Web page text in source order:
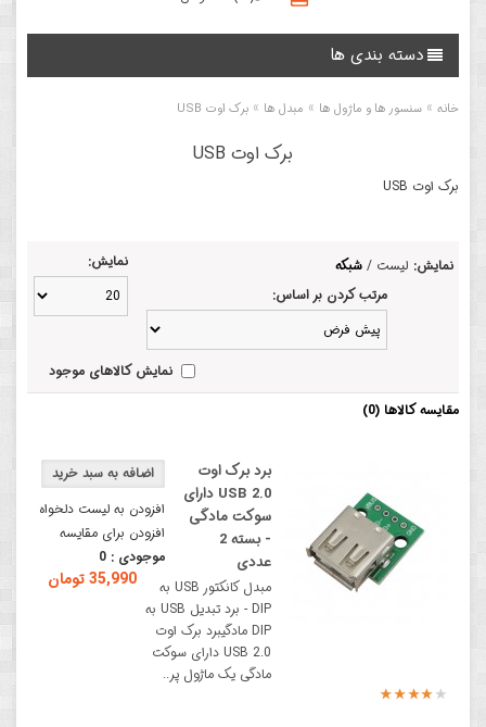
دسته بندی ها
خانه » سنسور ها و ماژول ها » مبدل ها » برک اوت USB
برک اوت USB
برک اوت USB
نمایش: لیست / شبکه
نمایش:
مرتب کردن بر اساس:
نمایش کالاهای موجود
مقایسه کالاها (0)
افزودن به لیست دلخواه
افزودن برای مقایسه
موجودی : 0
35,990 تومان
برد برک اوت
USB 2.0 دارای
سوکت مادگی
- بسته 2
عددی
مبدل کانکتور USB به
DIP - برد تبدیل USB به
DIP مادگیبرد برک اوت
USB 2.0 دارای سوکت
مادگی یک ماژول پر..